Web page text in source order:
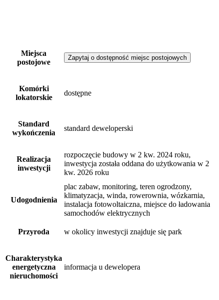
Miejsca
postojowe
Zapytaj o dostępność miejsc postojowych
Komórki
lokatorskie
dostępne
Standard
wykończenia
standard deweloperski
Realizacja
inwestycji
rozpoczęcie budowy w 2 kw. 2024 roku,
inwestycja została oddana do użytkowania w 2
kw. 2026 roku
Udogodnienia
plac zabaw, monitoring, teren ogrodzony,
klimatyzacja, winda, rowerownia, wózkarnia,
instalacja fotowoltaiczna, miejsce do ładowania
samochodów elektrycznych
Przyroda w okolicy inwestycji znajduje się park
Charakterystyka
energetyczna
nieruchomości
informacja u dewelopera